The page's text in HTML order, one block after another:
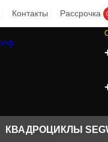
Контакты Рассрочка
КВАДРОЦИКЛЫ